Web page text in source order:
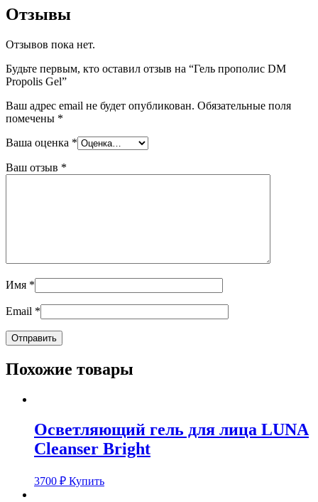
Отзывы
Отзывов пока нет.
Будьте первым, кто оставил отзыв на “Гель прополис DM
Propolis Gel”
Ваш адрес email не будет опубликован. Обязательные поля
помечены *
Ваша оценка *
Ваш отзыв *
Имя *
Email *
Похожие товары
Осветляющий гель для лица LUNA
Cleanser Bright
3700 ₽ Купить